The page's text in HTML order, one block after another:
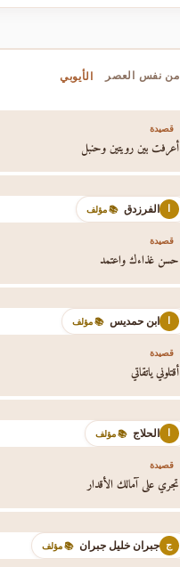
من نفس العصر الأيوبي
قصيدة
أعرفت بين رويتين وحنبل
الفرزدق 📚 مؤلف
قصيدة
حسن غذاءك واعتمد
ابن حمديس 📚 مؤلف
قصيدة
أقتلوني ياتقاتي
الحلاج 📚 مؤلف
قصيدة
تجري على آمالك الأقدار
ج جبران خليل جبران 📚 مؤلف